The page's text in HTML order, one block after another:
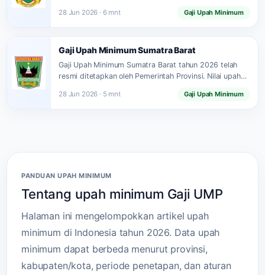
28 Jun 2026 · 6 mnt Gaji Upah Minimum
Gaji Upah Minimum Sumatra Barat
Gaji Upah Minimum Sumatra Barat tahun 2026 telah
resmi ditetapkan oleh Pemerintah Provinsi. Nilai upah
28 Jun 2026 · 5 mnt Gaji Upah Minimum
PANDUAN UPAH MINIMUM
Tentang upah minimum Gaji UMP
Halaman ini mengelompokkan artikel upah
minimum di Indonesia tahun 2026. Data upah
minimum dapat berbeda menurut provinsi,
kabupaten/kota, periode penetapan, dan aturan